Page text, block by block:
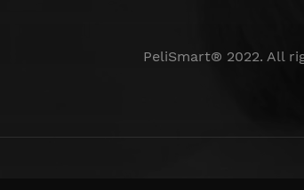
PeliSmart® 2022. All